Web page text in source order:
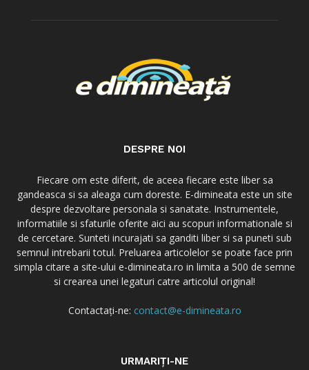
DESPRE NOI
Fiecare om este diferit, de aceea fiecare este liber sa
gandeasca si sa aleaga cum doreste. E-dimineata este un site
despre dezvoltare personala si sanatate. Instrumentele,
informatiile si sfaturile oferite aici au scopuri informationale si
de cercetare. Sunteti incurajati sa ganditi liber si sa puneti sub
semnul intrebarii totul. Preluarea articolelor se poate face prin
simpla citare a site-ului e-dimineata.ro in limita a 500 de semne
si crearea unei legaturi catre articolul original!
Contactați-ne: contact@e-dimineata.ro
URMARIȚI-NE